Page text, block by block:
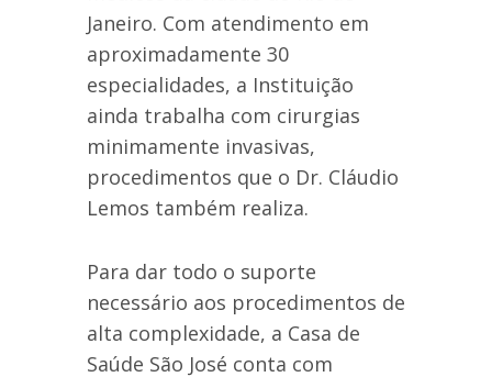
Janeiro. Com atendimento em
aproximadamente 30
especialidades, a Instituição
ainda trabalha com cirurgias
minimamente invasivas,
procedimentos que o Dr. Cláudio
Lemos também realiza.
Para dar todo o suporte
necessário aos procedimentos de
alta complexidade, a Casa de
Saúde São José conta com